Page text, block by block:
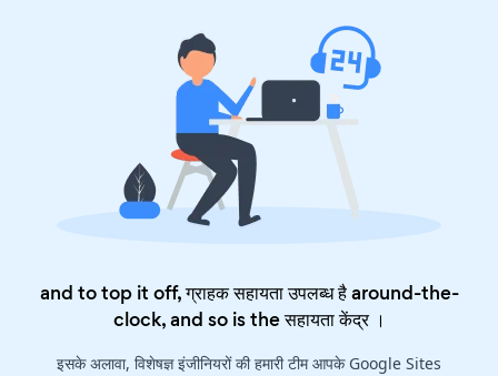
and to top it off, ग्राहक सहायता उपलब्ध है around-the-
clock, and so is theसहायता केंद्र।
इसके अलावा, विशेषज्ञ इंजीनियरों की हमारी टीम आपके Google Sites